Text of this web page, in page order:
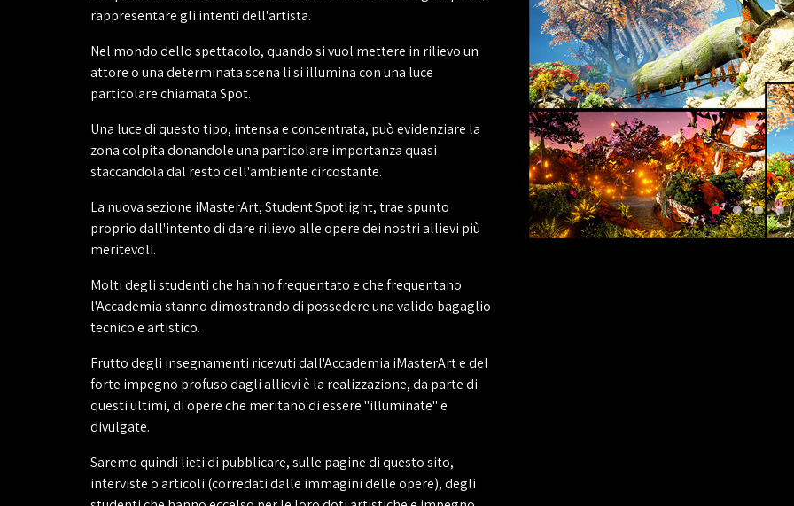
rappresentare gli intenti dell'artista.
Nel mondo dello spettacolo, quando si vuol mettere in rilievo un
attore o una determinata scena li si illumina con una luce
particolare chiamata Spot.
Una luce di questo tipo, intensa e concentrata, può evidenziare la
zona colpita donandole una particolare importanza quasi
staccandola dal resto dell'ambiente circostante.
La nuova sezione iMasterArt, Student Spotlight, trae spunto
proprio dall'intento di dare rilievo alle opere dei nostri allievi più
meritevoli.
Molti degli studenti che hanno frequentato e che frequentano
l'Accademia stanno dimostrando di possedere una valido bagaglio
tecnico e artistico.
Frutto degli insegnamenti ricevuti dall'Accademia iMasterArt e del
forte impegno profuso dagli allievi è la realizzazione, da parte di
questi ultimi, di opere che meritano di essere "illuminate" e
divulgate.
Saremo quindi lieti di pubblicare, sulle pagine di questo sito,
interviste o articoli (corredati dalle immagini delle opere), degli